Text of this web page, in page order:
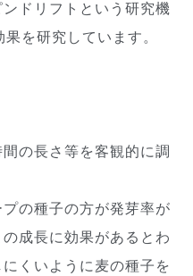
ドリフトという研究機
を研究しています。
の長さ等を客観的に調
の種子の方が発芽率が
成長に効果があるとわ
くいように麦の種子を